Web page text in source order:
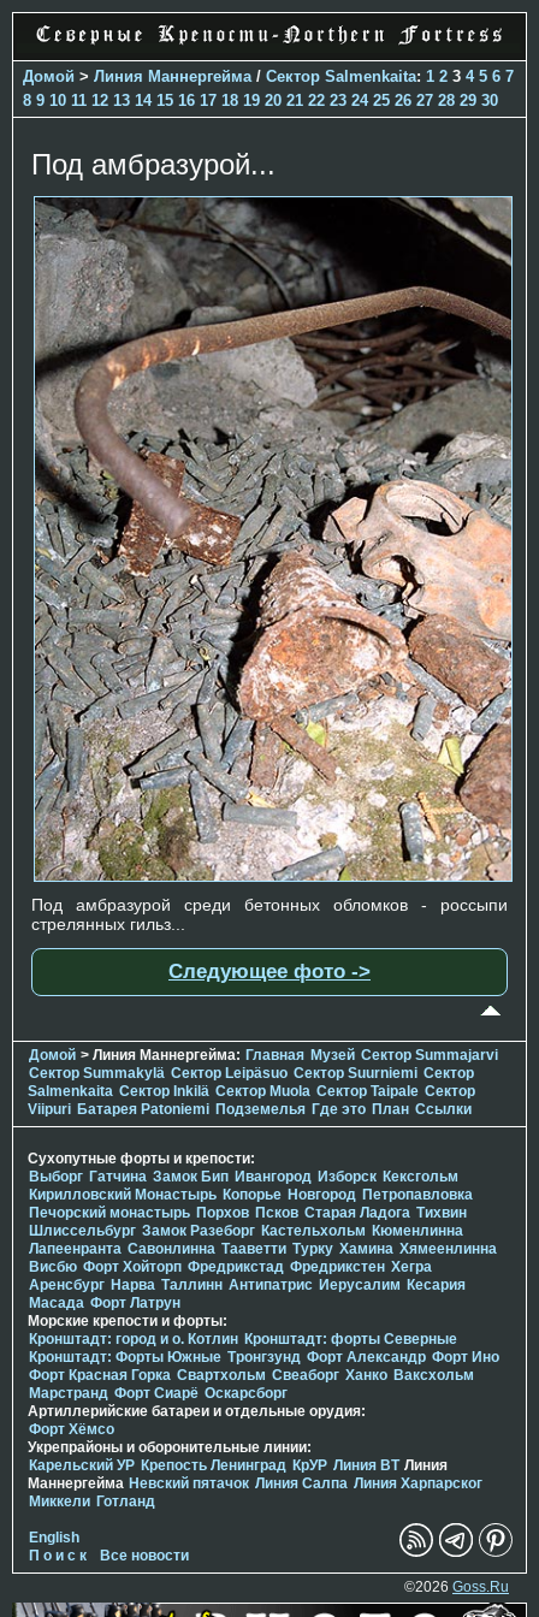
Домой > Линия Маннергейма / Сектор Salmenkaita: 1 2 3 4 5 6 7
8 9 10 11 12 13 14 15 16 17 18 19 20 21 22 23 24 25 26 27 28 29 30
Под амбразурой...
Под амбразурой среди бетонных обломков - россыпи
стрелянных гильз...
Следующее фото ->
Домой > Линия Маннергейма: Главная Музей Сектор Summajarvi
Сектор Summakylä Сектор Leipäsuo Сектор Suurniemi Сектор
Salmenkaita Сектор Inkilä Сектор Muola Сектор Taipale Сектор
Viipuri Батарея Patoniemi Подземелья Где это План Ссылки
Сухопутные форты и крепости:
Выборг Гатчина Замок Бип Ивангород Изборск Кексгольм
Кирилловский Монастырь Копорье Новгород Петропавловка
Печорcкий монастырь Порхов Псков Старая Ладога Тихвин
Шлиссельбург Замок Разеборг Кастельхольм Кюменлинна
Лапеенранта Савонлинна Тааветти Турку Хамина Хямеенлинна
Висбю Форт Хойторп Фредрикстад Фредрикстен Хегра
Аренсбург Нарва Таллинн Антипатрис Иерусалим Кесария
Масада Форт Латрун
Морские крепости и форты:
Кронштадт: город и о. Котлин Кронштадт: форты Северные
Кронштадт: Форты Южные Тронгзунд Форт Александр Форт Ино
Форт Красная Горка Свартхольм Свеаборг Ханко Ваксхольм
Марстранд Форт Сиарё Оскарсборг
Артиллерийские батареи и отдельные орудия:
Форт Хёмсо
Укрепрайоны и оборонительные линии:
Карельский УР Крепость Ленинград КрУР Линия ВТ Линия
Маннергейма Невский пятачок Линия Салпа Линия Харпарског
Миккели Готланд
English
П о и с к
Все новости
©2026 Goss.Ru